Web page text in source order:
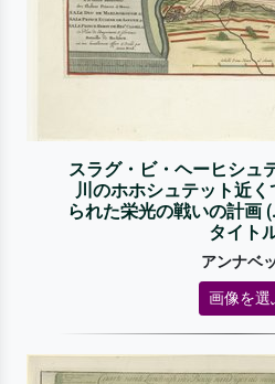
スラグ・ビ・ヘーヒシュ
川のホホシュテット近く
られた栄光の戦いの計画
タイト
アンナベ
画像を選